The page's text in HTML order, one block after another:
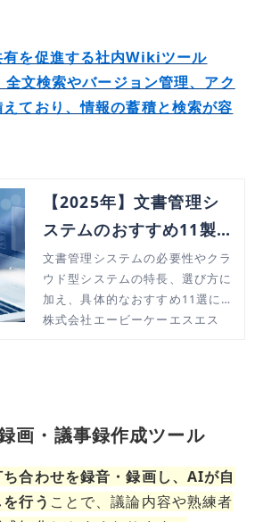
を促進する社内Wikiツール
文検索やバージョン管理、アク
ており、情報の蓄積と検索が容
【2025年】文書管理シ
ステムのおすすめ11製品
｜導入メリットや選び方
を解説
文書管理システムの必要性やクラ
ウド型システムの特長、選び方に
加え、具体的なおすすめ11選につ
いて詳しく解説。
株式会社エービーケーエスエス
画・議事録作成ツール
合わせを録音・録画し、AIが自
行う ことで、議論内容や熟練者